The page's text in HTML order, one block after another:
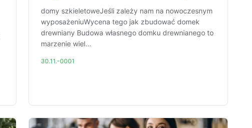
domy szkieletoweJeśli zależy nam na nowoczesnym
wyposażeniuWycena tego jak zbudować domek
drewniany Budowa własnego domku drewnianego to
marzenie wiel...
30.11.-0001